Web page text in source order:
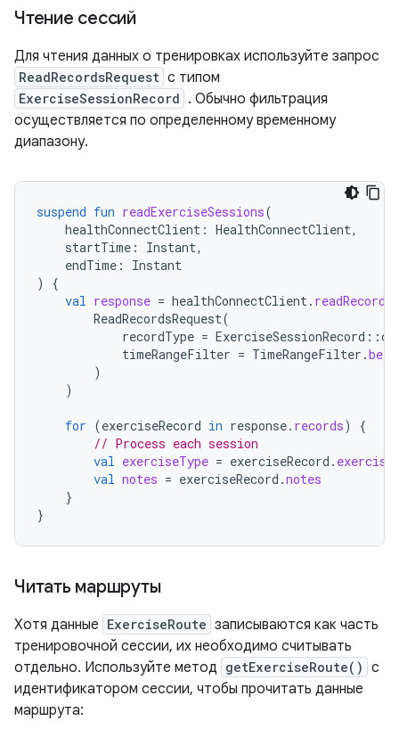
Чтение сессий
Для чтения данных о тренировках используйте запрос
ReadRecordsRequest с типом
ExerciseSessionRecord . Обычно фильтрация
осуществляется по определенному временному
диапазону.
suspend fun readExerciseSessions(
healthConnectClient : HealthConnectClient,
startTime : Instant,
endTime :
Instant
)
{
val response = healthConnectClient. readRecords
ReadRecordsRequest(
recordType = ExerciseSessionRecord ::
timeRangeFilter = TimeRangeFilter .
)
)
for (exerciseRecord in response. records)
{
// Process each session
val exerciseType = exerciseRecord .
val notes = exerciseRecord .notes
}
}
Читать маршруты
Хотя данные ExerciseRoute записываются как часть
тренировочной сессии, их необходимо считывать
отдельно. Используйте метод getExerciseRoute() с
идентификатором сессии, чтобы прочитать данные
маршрута: